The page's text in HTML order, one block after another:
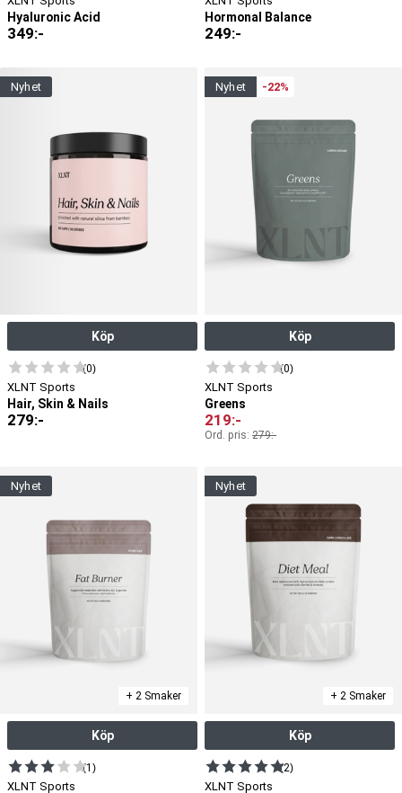
Hyaluronic Acid
349:-
Hormonal Balance
249:-
nyhet
Köp
(0)
XLNT Sports
Hair, Skin & Nails
279:-
nyhet -22%
Köp
(0)
XLNT Sports
Greens
219:-
Ord. pris: 279:-
nyhet
+ 2 Smaker
Köp
(1)
XLNT Sports
nyhet
+ 2 Smaker
Köp
(2)
XLNT Sports